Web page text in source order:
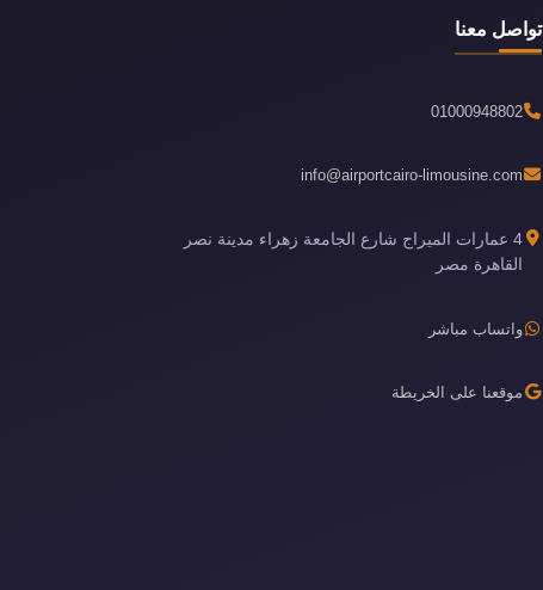
تواصل معنا
01000948802
info@airportcairo-limousine.com
4 عمارات الميراج شارع الجامعة زهراء مدينة نصر
القاهرة مصر
واتساب مباشر
موقعنا على الخريطة